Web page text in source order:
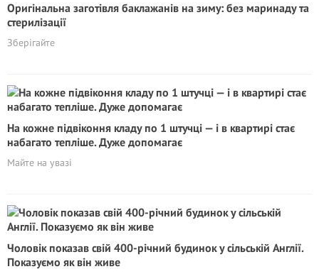
Оригінальна заготівля баклажанів на зиму: без маринаду та
стерилізації
Зберігайте
На кожне підвіконня кладу по 1 штучці — і в квартирі стає
набагато тепліше. Дуже допомагає
Майте на увазі
Чоловік показав свій 400-річний будинок у сільській Англії.
Показуємо як він живе